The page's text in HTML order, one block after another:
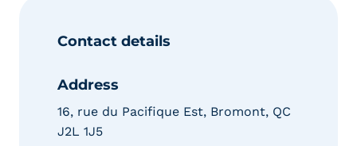
Contact details
Address
16, rue du Pacifique Est, Bromont, QC
J2L 1J5